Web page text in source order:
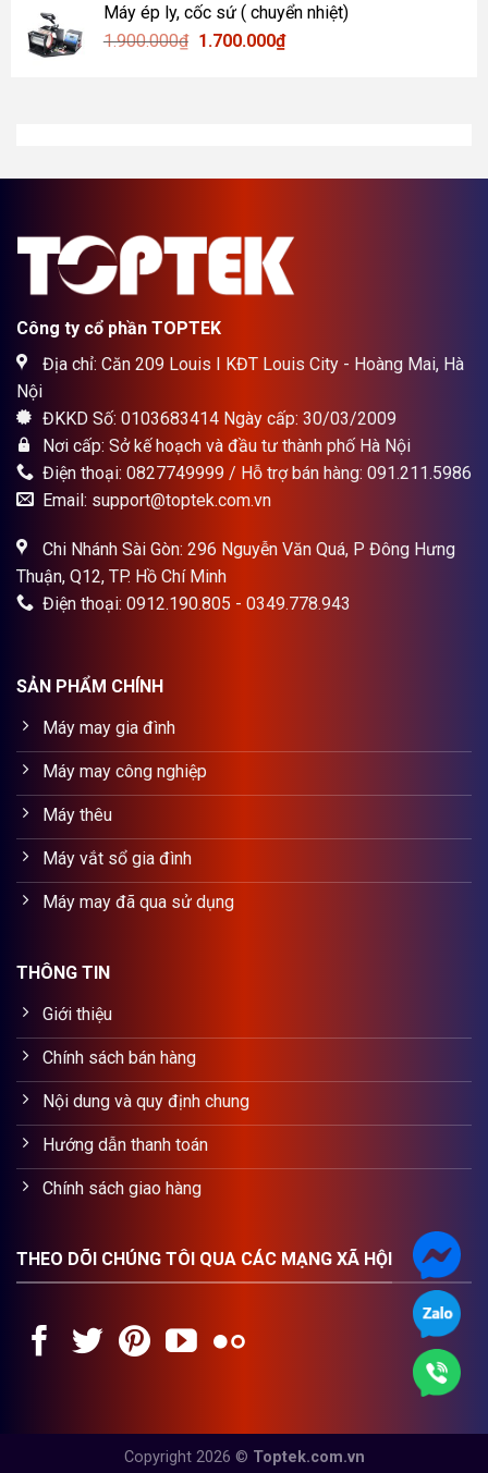
12.000.000₫. là:
Máy ép ly, cốc sứ ( chuyển nhiệt)
1.900.000₫ Giá
1.700.000₫Giá
Công ty cổ phần TOPTEK
Địa chỉ: Căn 209 Louis I KĐT Louis City - Hoàng Mai, Hà
Nội
ĐKKD Số: 0103683414 Ngày cấp: 30/03/2009
Nơi cấp: Sở kế hoạch và đầu tư thành phố Hà Nội
Điện thoại: 0827749999 / Hỗ trợ bán hàng: 091.211.5986
Email: support@toptek.com.vn
Chi Nhánh Sài Gòn: 296 Nguyễn Văn Quá, P Đông Hưng
Thuận, Q12, TP. Hồ Chí Minh
Điện thoại: 0912.190.805 - 0349.778.943
SẢN PHẨM CHÍNH
Máy may gia đình
Máy may công nghiệp
Máy thêu
Máy vắt sổ gia đình
Máy may đã qua sử dụng
THÔNG TIN
Giới thiệu
Chính sách bán hàng
Nội dung và quy định chung
Hướng dẫn thanh toán
Chính sách giao hàng
THEO DÕI CHÚNG TÔI QUA CÁC MẠNG XÃ HỘI
Copyright 2026 © Toptek.com.vn